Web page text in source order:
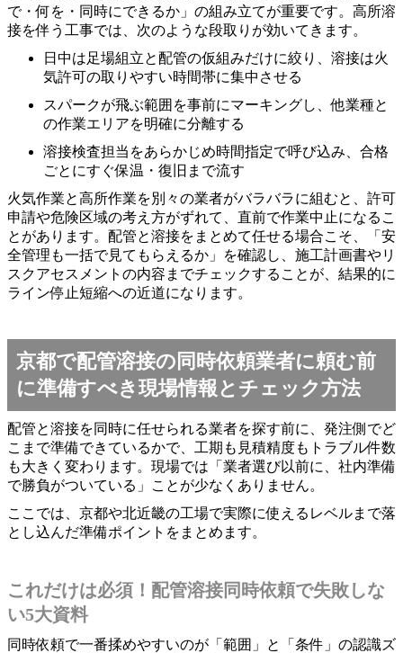
で・何を・同時にできるか」の組み立てが重要です。高所溶
接を伴う工事では、次のような段取りが効いてきます。
日中は足場組立と配管の仮組みだけに絞り、溶接は火
気許可の取りやすい時間帯に集中させる
スパークが飛ぶ範囲を事前にマーキングし、他業種と
の作業エリアを明確に分離する
溶接検査担当をあらかじめ時間指定で呼び込み、合格
ごとにすぐ保温・復旧まで流す
火気作業と高所作業を別々の業者がバラバラに組むと、許可
申請や危険区域の考え方がずれて、直前で作業中止になるこ
とがあります。配管と溶接をまとめて任せる場合こそ、「安
全管理も一括で見てもらえるか」を確認し、施工計画書やリ
スクアセスメントの内容までチェックすることが、結果的に
ライン停止短縮への近道になります。
京都で配管溶接の同時依頼業者に頼む前
に準備すべき現場情報とチェック方法
配管と溶接を同時に任せられる業者を探す前に、発注側でど
こまで準備できているかで、工期も見積精度もトラブル件数
も大きく変わります。現場では「業者選び以前に、社内準備
で勝負がついている」ことが少なくありません。
ここでは、京都や北近畿の工場で実際に使えるレベルまで落
とし込んだ準備ポイントをまとめます。
これだけは必須！配管溶接同時依頼で失敗しな
い5大資料
同時依頼で一番揉めやすいのが「範囲」と「条件」の認識ズ